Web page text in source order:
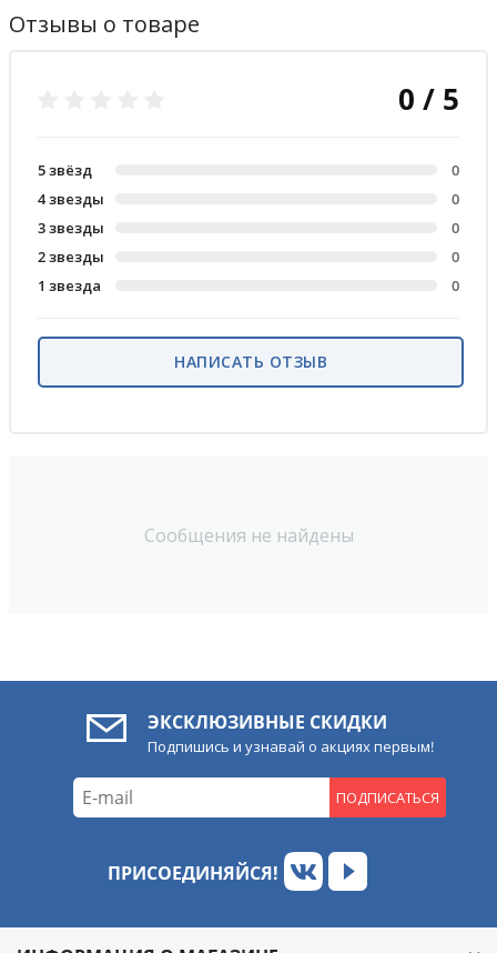
Отзывы о товаре
Сообщения не найдены
0 / 5
5 звёзд
0
4 звезды
0
3 звезды
0
2 звезды
0
1 звезда
0
НАПИСАТЬ ОТЗЫВ
ЭКСКЛЮЗИВНЫЕ СКИДКИ
Подпишись и узнавай о акциях первым!
ПОДПИСАТЬСЯ
ПРИСОЕДИНЯЙСЯ!